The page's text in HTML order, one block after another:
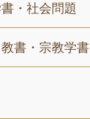
・社会問題
書・宗教学書